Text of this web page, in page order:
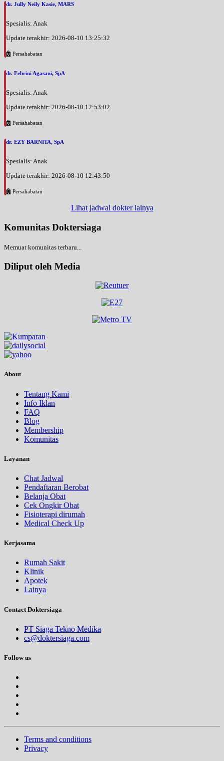
dr. Jully Neily Kasie, MARS
Spesialis: Anak
Update terakhir: 2026-08-10 13:25:32
Persahabatan
dr. Febrini Agasani, SpA
Spesialis: Anak
Update terakhir: 2026-08-10 12:53:02
Persahabatan
dr. EZY BARNITA, SpA
Spesialis: Anak
Update terakhir: 2026-08-10 12:43:50
Persahabatan
Lihat jadwal dokter lainya
Komunitas Doktersiaga
Memuat komunitas terbaru...
Diliput oleh Media
About
Tentang Kami
Info Iklan
FAQ
Blog
Membership
Komunitas
Layanan
Chat Jadwal
Pendaftaran Berobat
Belanja Obat
Cek Ongkir Obat
Fisioterapi dirumah
Medical Check Up
Kerjasama
Rumah Sakit
Klinik
Apotek
Lainya
Contact Doktersiaga
PT Siaga Tekno Medika
cs@doktersiaga.com
Follow us
Terms and conditions
Privacy